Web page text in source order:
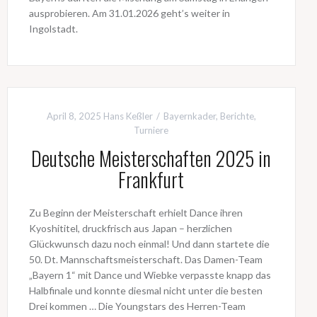
ausprobieren. Am 31.01.2026 geht’s weiter in
Ingolstadt.
April 8, 2025 Hans Keßler Bayernkader, Berichte,
Turniere
Deutsche Meisterschaften 2025 in
Frankfurt
Zu Beginn der Meisterschaft erhielt Dance ihren
Kyoshititel, druckfrisch aus Japan – herzlichen
Glückwunsch dazu noch einmal! Und dann startete die
50. Dt. Mannschaftsmeisterschaft. Das Damen-Team
„Bayern 1“ mit Dance und Wiebke verpasste knapp das
Halbfinale und konnte diesmal nicht unter die besten
Drei kommen … Die Youngstars des Herren-Team